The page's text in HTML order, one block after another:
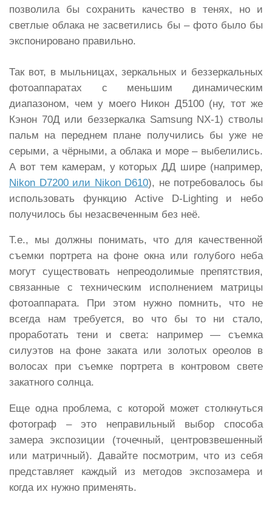
позволила бы сохранить качество в тенях, но и
светлые облака не засветились бы – фото было бы
экспонировано правильно.
Так вот, в мыльницах, зеркальных и беззеркальных
фотоаппаратах с меньшим динамическим
диапазоном, чем у моего Никон Д5100 (ну, тот же
Кэнон 70Д или беззеркалка Samsung NX-1) стволы
пальм на переднем плане получились бы уже не
серыми, а чёрными, а облака и море – выбелились.
А вот тем камерам, у которых ДД шире (например,
Nikon D7200 или Nikon D610), не потребовалось бы
использовать функцию Active D-Lighting и небо
получилось бы незасвеченным без неё.
Т.е., мы должны понимать, что для качественной
съемки портрета на фоне окна или голубого неба
могут существовать непреодолимые препятствия,
связанные с техническим исполнением матрицы
фотоаппарата. При этом нужно помнить, что не
всегда нам требуется, во что бы то ни стало,
проработать тени и света: например — съемка
силуэтов на фоне заката или золотых ореолов в
волосах при съемке портрета в контровом свете
закатного солнца.
Еще одна проблема, с которой может столкнуться
фотограф – это неправильный выбор способа
замера экспозиции (точечный, центровзвешенный
или матричный). Давайте посмотрим, что из себя
представляет каждый из методов экспозамера и
когда их нужно применять.